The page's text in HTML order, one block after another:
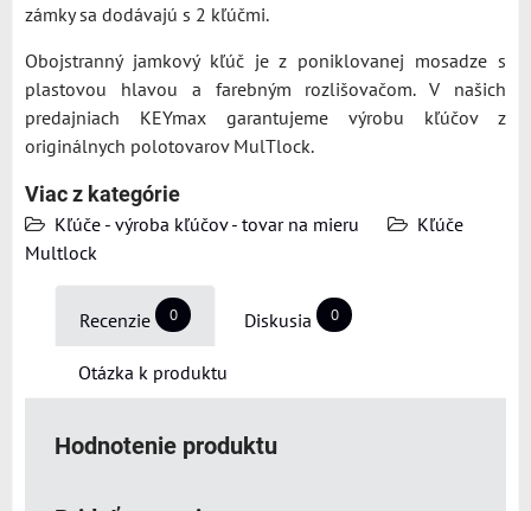
zámky sa dodávajú s 2 kľúčmi.
Obojstranný jamkový kľúč je z poniklovanej mosadze s
plastovou hlavou a farebným rozlišovačom. V našich
predajniach KEYmax garantujeme výrobu kľúčov z
originálnych polotovarov MulTlock.
Viac z kategórie
Kľúče - výroba kľúčov - tovar na mieru
Kľúče
Multlock
Recenzie 0 Diskusia 0
Otázka k produktu
Hodnotenie produktu